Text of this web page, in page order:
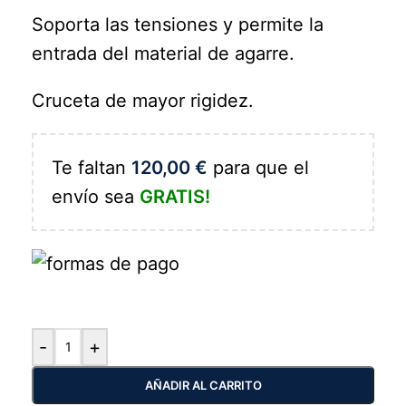
Soporta las tensiones y permite la
entrada del material de agarre.
Cruceta de mayor rigidez.
Te faltan 120,00 € para que el
envío sea GRATIS!
- +
AÑADIR AL CARRITO